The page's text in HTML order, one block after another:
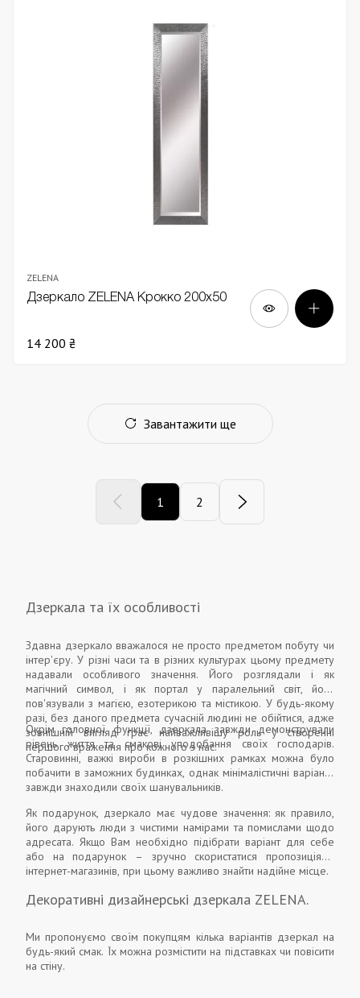
ZELENA
Дзеркало ZELENA Крокко 200х50
14 200 ₴
Завантажити ще
1 2
Дзеркала та їх особливості
Здавна дзеркало вважалося не просто предметом побуту чи
інтер'єру. У різні часи та в різних культурах цьому предмету
надавали особливого значення. Його розглядали і як
магічний символ, і як портал у паралельний світ, його
пов'язували з магією, езотерикою та містикою. У будь-якому
разі, без даного предмета сучасній людині не обійтися, адже
зовнішній вигляд грає найважливішу роль у створенні
першого враження про кожного з нас.
Окрім головної функції, дзеркала завжди демонстрували
рівень життя та смакові уподобання своїх господарів.
Старовинні, важкі вироби в розкішних рамках можна було
побачити в заможних будинках, однак мінімалістичні варіанти
завжди знаходили своїх шанувальників.
Як подарунок, дзеркало має чудове значення: як правило,
його дарують люди з чистими намірами та помислами щодо
адресата. Якщо Вам необхідно підібрати варіант для себе
або на подарунок – зручно скористатися пропозиціями
інтернет-магазинів, при цьому важливо знайти надійне місце.
Декоративні дизайнерські дзеркала ZELENA.
Ми пропонуємо своїм покупцям кілька варіантів дзеркал на
будь-який смак. Їх можна розмістити на підставках чи повісити
на стіну.